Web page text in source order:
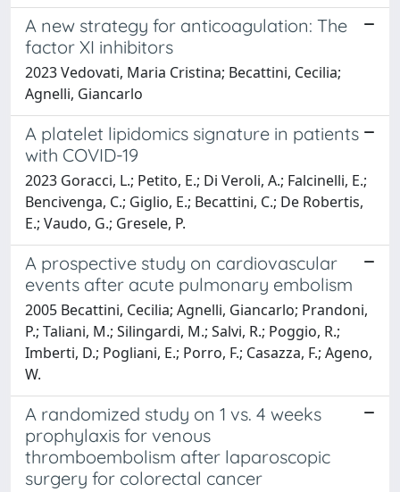
A new strategy for anticoagulation: The
factor XI inhibitors
2023 Vedovati, Maria Cristina; Becattini, Cecilia;
Agnelli, Giancarlo
A platelet lipidomics signature in patients
with COVID-19
2023 Goracci, L.; Petito, E.; Di Veroli, A.; Falcinelli, E.;
Bencivenga, C.; Giglio, E.; Becattini, C.; De Robertis,
E.; Vaudo, G.; Gresele, P.
A prospective study on cardiovascular
events after acute pulmonary embolism
2005 Becattini, Cecilia; Agnelli, Giancarlo; Prandoni,
P.; Taliani, M.; Silingardi, M.; Salvi, R.; Poggio, R.;
Imberti, D.; Pogliani, E.; Porro, F.; Casazza, F.; Ageno,
W.
A randomized study on 1 vs. 4 weeks
prophylaxis for venous
thromboembolism after laparoscopic
surgery for colorectal cancer